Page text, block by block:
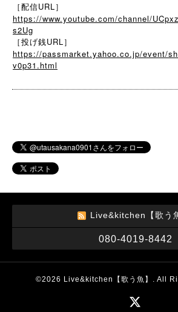
［配信URL］
https://www.youtube.com/channel/
s2Ug
［投げ銭URL］
https://passmarket.yahoo.co.jp/event/
v0p31.html
Live&kitchen【歌う
080-4019-8442
©2026 Live&kitchen【歌う魚】 . All